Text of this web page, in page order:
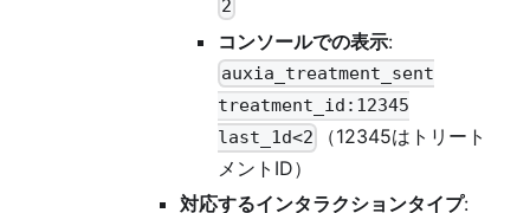
2
コンソールでの表示:
auxia_treatment_sent
treatment_id:12345
last_1d<2
（12345はトリート
メントID）
対応するインタラクションタイプ: